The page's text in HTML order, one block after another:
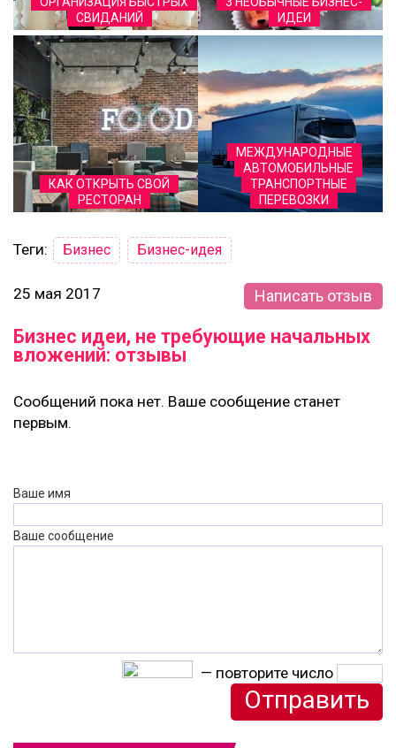
СВИДАНИЙ
ИДЕИ
КАК ОТКРЫТЬ СВОЙ
РЕСТОРАН
МЕЖДУНАРОДНЫЕ
АВТОМОБИЛЬНЫЕ
ТРАНСПОРТНЫЕ
ПЕРЕВОЗКИ
Теги: Бизнес Бизнес-идея
25 мая 2017 Написать отзыв
Бизнес идеи, не требующие начальных
вложений: отзывы
Сообщений пока нет. Ваше сообщение станет
первым.
Ваше имя
Ваше сообщение
— повторите число